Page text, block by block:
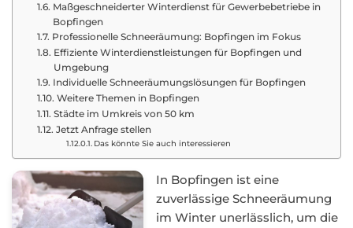
Maßgeschneiderter Winterdienst für Gewerbebetriebe in
Bopfingen
Professionelle Schneeräumung: Bopfingen im Fokus
Effiziente Winterdienstleistungen für Bopfingen und
Umgebung
Individuelle Schneeräumungslösungen für Bopfingen
Weitere Themen in Bopfingen
Städte im Umkreis von 50 km
Jetzt Anfrage stellen
Das könnte Sie auch interessieren
In Bopfingen ist eine
zuverlässige Schneeräumung
im Winter unerlässlich, um die